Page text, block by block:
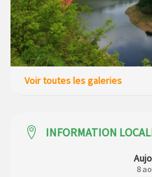
Voir toutes les galeries
INFORMATION
8